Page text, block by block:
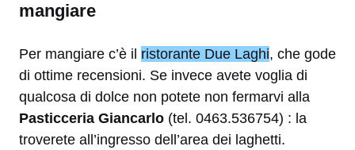
mangiare
Per mangiare c’è il ristorante Due Laghi, che gode
di ottime recensioni. Se invece avete voglia di
qualcosa di dolce non potete non fermarvi alla
Pasticceria Giancarlo (tel. 0463.536754) : la
troverete all’ingresso dell’area dei laghetti.